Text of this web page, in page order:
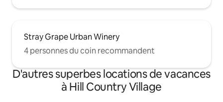
Stray Grape Urban Winery
4 personnes du coin recommandent
D'autres superbes locations de vacances
à Hill Country Village